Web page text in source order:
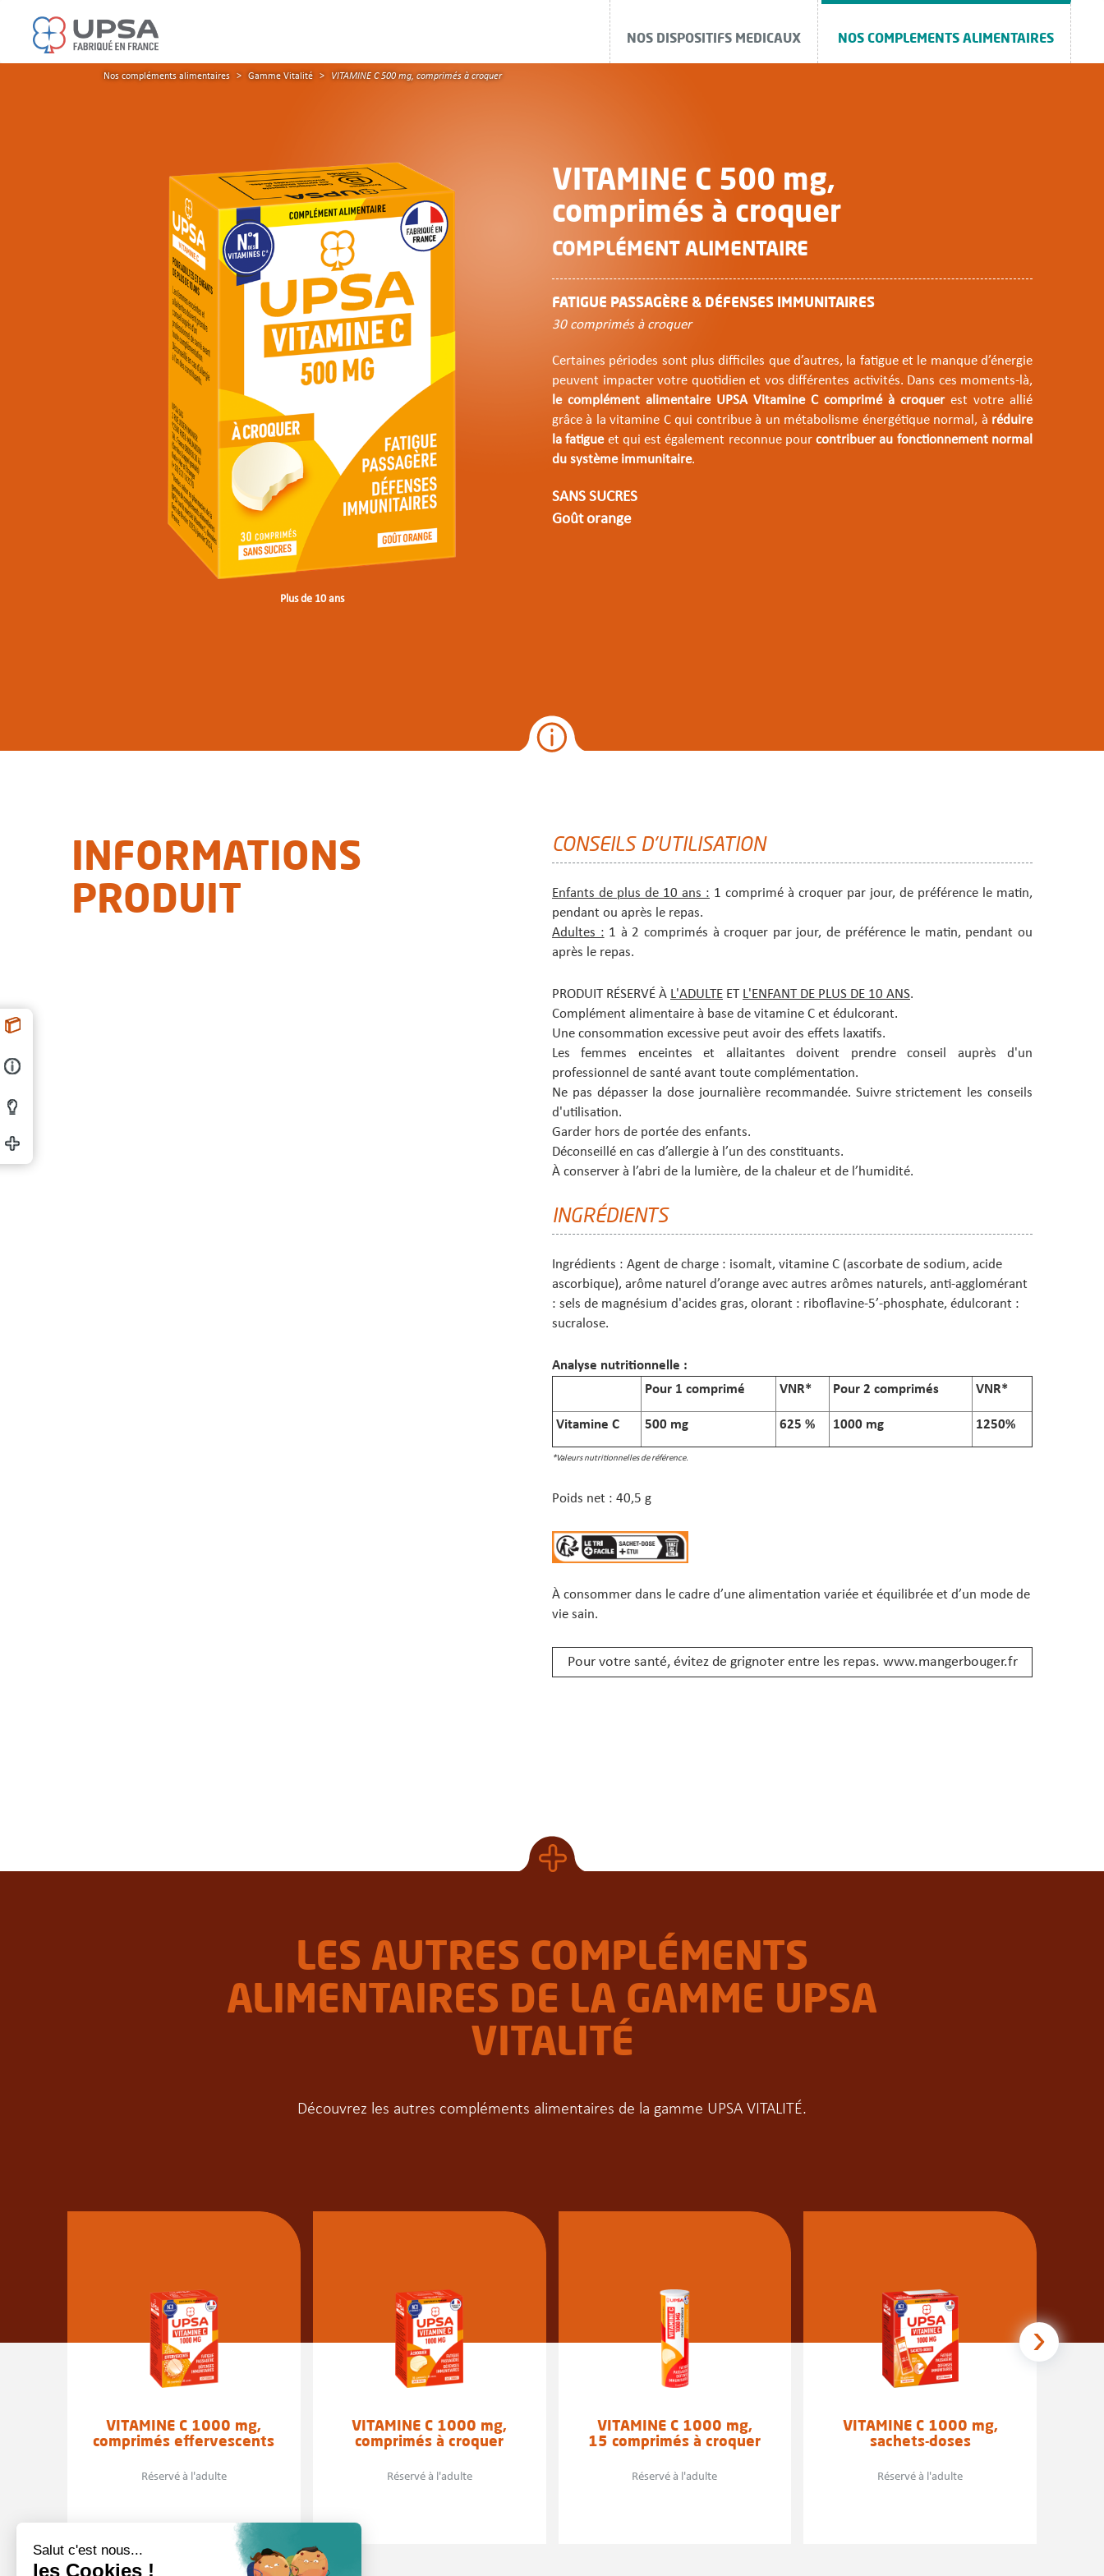
NOS DISPOSITIFS MEDICAUX NOS COMPLEMENTS ALIMENTAIRES
Nos compléments alimentaires > Gamme Vitalité > VITAMINE C 500 mg, comprimés à croquer
Plus de 10 ans
VITAMINE C 500 mg,
comprimés à croquer
COMPLÉMENT ALIMENTAIRE
FATIGUE PASSAGÈRE & DÉFENSES IMMUNITAIRES
30 comprimés à croquer
Certaines périodes sont plus difficiles que d’autres, la fatigue et le manque d’énergie
peuvent impacter votre quotidien et vos différentes activités. Dans ces moments-là,
le complément alimentaire UPSA Vitamine C comprimé à croquer est votre allié
grâce à la vitamine C qui contribue à un métabolisme énergétique normal, à réduire
la fatigueet qui est également reconnue pourcontribuer au fonctionnement normal
du système immunitaire.
SANS SUCRES
Goût orange
INFORMATIONS
PRODUIT
CONSEILS D'UTILISATION
Enfants de plus de 10 ans : 1 comprimé à croquer par jour, de préférence le matin,
pendant ou après le repas.
Adultes : 1 à 2 comprimés à croquer par jour,de préférence le matin, pendant ou
après le repas.
PRODUIT RÉSERVÉ À L'ADULTE ET L'ENFANT DE PLUS DE 10 ANS.
Complément alimentaire à base de vitamine C et édulcorant.
Une consommation excessive peut avoir des effets laxatifs.
Les femmes enceintes et allaitantes doivent prendre conseil auprès d'un
professionnel de santé avant toute complémentation.
Ne pas dépasser la dose journalière recommandée. Suivre strictement les conseils
d'utilisation.
Garder hors de portée des enfants.
Déconseillé en cas d’allergie à l’un des constituants.
À conserver à l’abri de la lumière, de la chaleur et de l’humidité.
INGRÉDIENTS
Ingrédients : Agent de charge : isomalt, vitamine C (ascorbate de sodium, acide
ascorbique), arôme naturel d’orange avec autres arômes naturels, anti-agglomérant
: sels de magnésium d'acides gras, olorant : riboflavine-5’-phosphate, édulcorant :
sucralose.
Analyse nutritionnelle :
Pour 1 comprimé
VNR* Pour 2 comprimés VNR*
Vitamine C 500 mg 625 % 1000 mg 1250%
*Valeurs nutritionnelles de référence.
Poids net : 40,5 g
À consommer dans le cadre d’une alimentation variée et équilibrée et d’un mode de
vie sain.
Pour votre santé, évitez de grignoter entre les repas. www.mangerbouger.fr
LES AUTRES COMPLÉMENTS
ALIMENTAIRES DE LA GAMME UPSA
VITALITÉ
Découvrez les autres compléments alimentaires de la gamme UPSA VITALITÉ.
VITAMINE C 1000 mg,
comprimés effervescents
Réservé à l'adulte
VITAMINE C 1000 mg,
comprimés à croquer
Réservé à l'adulte
VITAMINE C 1000 mg,
15 comprimés à croquer
Réservé à l'adulte
VITAMINE C 1000 mg,
sachets-doses
Réservé à l'adulte